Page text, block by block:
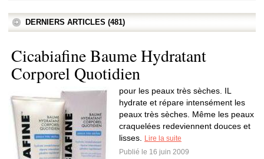
DERNIERS ARTICLES (481)
Cicabiafine Baume Hydratant
Corporel Quotidien
pour les peaux très sèches. IL
hydrate et répare intensément les
peaux très sèches. Même les peaux
craquelées redeviennent douces et
lisses.
Lire la suite
Publié le 16 juin 2009